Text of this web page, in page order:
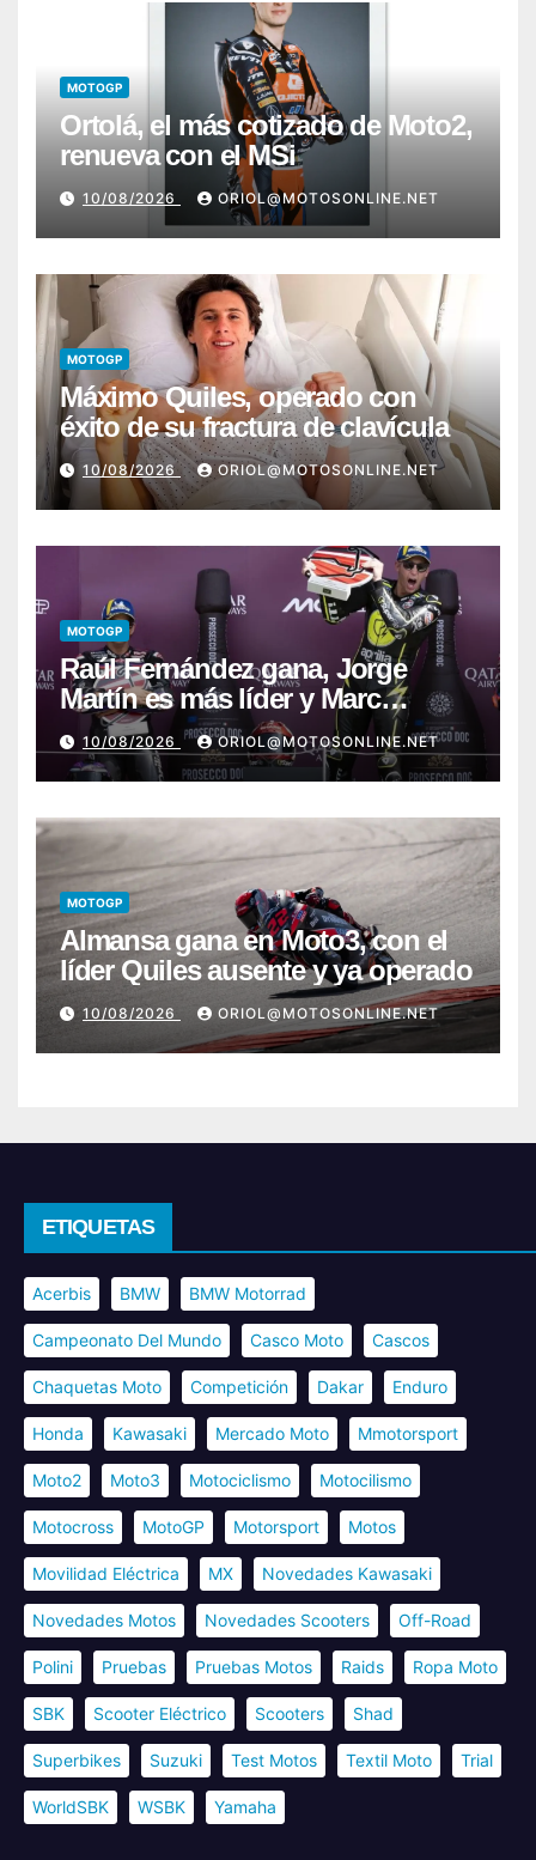
MOTOGP
Ortolá, el más cotizado de Moto2,
renueva con el MSi
10/08/2026 ORIOL@MOTOSONLINE.NET
MOTOGP
Máximo Quiles, operado con
éxito de su fractura de clavícula
10/08/2026 ORIOL@MOTOSONLINE.NET
MOTOGP
Raúl Fernández gana, Jorge
Martín es más líder y Marc
Márquez sufre
10/08/2026 ORIOL@MOTOSONLINE.NET
MOTOGP
Almansa gana en Moto3, con el
líder Quiles ausente y ya operado
10/08/2026 ORIOL@MOTOSONLINE.NET
ETIQUETAS
Acerbis BMW BMW Motorrad
Campeonato Del Mundo Casco Moto Cascos
Chaquetas Moto Competición Dakar Enduro
Honda Kawasaki Mercado Moto Mmotorsport
Moto2 Moto3 Motociclismo Motocilismo
Motocross MotoGP Motorsport Motos
Movilidad Eléctrica MX Novedades Kawasaki
Novedades Motos Novedades Scooters Off-Road
Polini Pruebas Pruebas Motos Raids Ropa Moto
SBK Scooter Eléctrico Scooters Shad
Superbikes Suzuki Test Motos Textil Moto Trial
WorldSBK WSBK Yamaha